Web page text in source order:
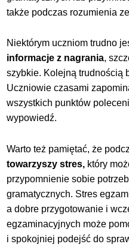
także podczas rozumienia ze
Niektórym uczniom trudno
informacje z nagrania,
szybkie. Kolejną trudnością
Uczniowie czasami
wszystkich punktów
wypowiedź.
Warto też pamiętać, że
towarzyszy stres, który
przypomnienie sobie
gramatycznych. Stres
a dobre przygotowanie i
egzaminacyjnych może
i spokojniej podejść do